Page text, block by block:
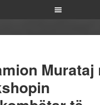
Murataj